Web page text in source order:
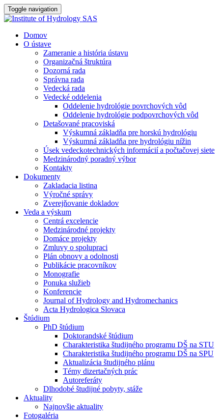
Toggle navigation
Domov
O ústave
Zameranie a história ústavu
Organizačná štruktúra
Dozorná rada
Správna rada
Vedecká rada
Vedecké oddelenia
Oddelenie hydrológie povrchových vôd
Oddelenie hydrológie podpovrchových vôd
Detašované pracoviská
Výskumná základňa pre horskú hydrológiu
Výskumná základňa pre hydrológiu nížin
Úsek vedeckotechnických informácií a počtačovej siete
Medzinárodný poradný výbor
Kontakty
Dokumenty
Zakladacia listina
Výročné správy
Zverejňovanie dokladov
Veda a výskum
Centrá excelencie
Medzinárodné projekty
Domáce projekty
Zmluvy o spolupraci
Plán obnovy a odolnosti
Publikácie pracovníkov
Monografie
Ponuka služieb
Konferencie
Journal of Hydrology and Hydromechanics
Acta Hydrologica Slovaca
Štúdium
PhD štúdium
Doktorandské štúdium
Charakteristika študijného programu DŠ na STU
Charakteristika študijného programu DŠ na SPU
Aktualizácia študijného plánu
Témy dizertačných prác
Autoreferáty
Dlhodobé študijné pobyty, stáže
Aktuality
Najnovšie aktuality
Fotogaléria